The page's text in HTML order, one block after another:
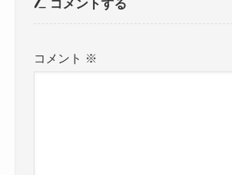
コメントする
コメント ※